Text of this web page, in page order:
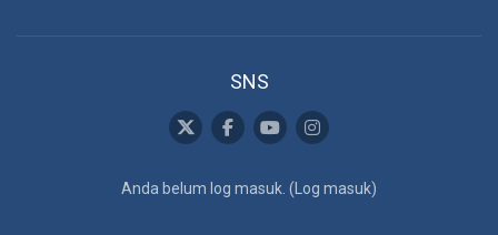
SNS
Anda belum log masuk. ( Log masuk)